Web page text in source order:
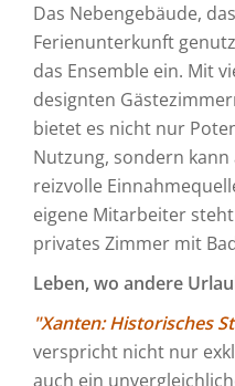
Das Nebengebäude,
Ferienunterkunft
das Ensemble ein. Mit
designten
bietet es nicht nur
Nutzung, sondern
reizvolle
eigene Mitarbeiter
privates Zimmer mit
Leben, wo andere
"Xanten: Historisches
verspricht nicht nur
auch ein